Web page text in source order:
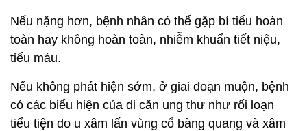
Nếu nặng hơn, bệnh nhân có thể gặp bí tiểu hoàn
toàn hay không hoàn toàn, nhiễm khuẩn tiết niệu,
tiểu máu.
Nếu không phát hiện sớm, ở giai đoạn muộn, bệnh
có các biểu hiện của di căn ung thư như rối loạn
tiểu tiện do u xâm lấn vùng cổ bàng quang và xâm